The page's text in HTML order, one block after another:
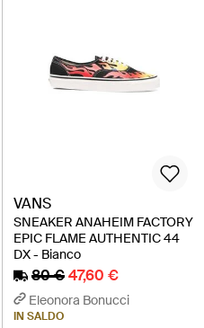
VANS
SNEAKER ANAHEIM FACTORY
EPIC FLAME AUTHENTIC 44
DX - Bianco
80 €47,60 €
Eleonora Bonucci
IN SALDO